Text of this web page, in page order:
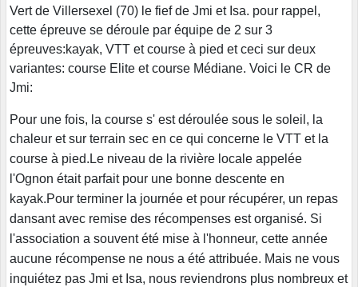
Vert de Villersexel (70) le fief de Jmi et Isa. pour rappel,
cette épreuve se déroule par équipe de 2 sur 3
épreuves:kayak, VTT et course à pied et ceci sur deux
variantes: course Elite et course Médiane. Voici le CR de
Jmi:
Pour une fois, la course s' est déroulée sous le soleil, la
chaleur et sur terrain sec en ce qui concerne le VTT et la
course à pied. Le niveau de la rivière locale appelée
l'Ognon était parfait pour une bonne descente en
kayak.Pour terminer la journée et pour récupérer, un repas
dansant avec remise des récompenses est organisé. Si
l'association a souvent été mise à l'honneur, cette année
aucune récompense ne nous a été attribuée. Mais ne vous
inquiétez pas Jmi et Isa, nous reviendrons plus nombreux et